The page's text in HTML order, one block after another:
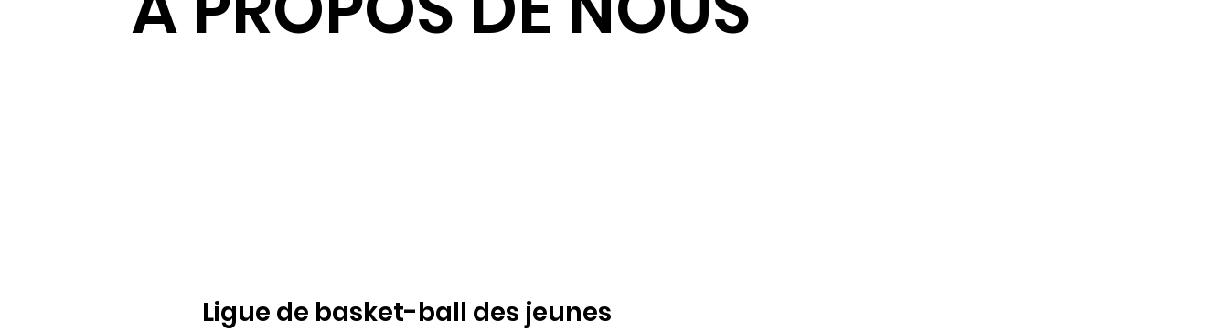
Ligue de basket-ball des jeunes